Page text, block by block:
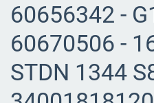
60656342 -
60670506 -
STDN 1344